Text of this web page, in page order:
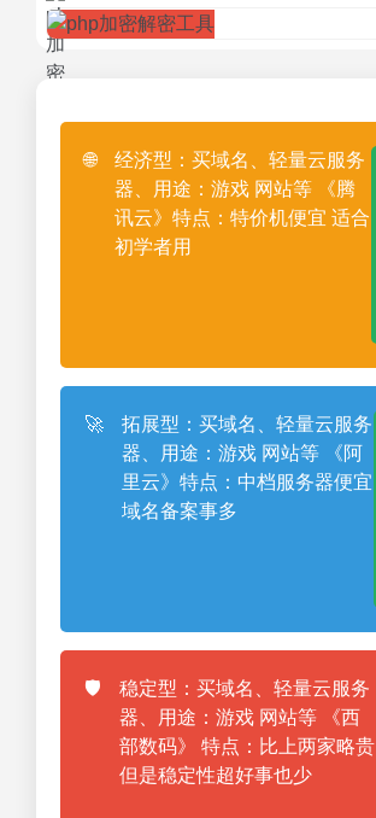
🌐
经济型：买域名、轻量云服务
器、用途：游戏 网站等 《腾
讯云》特点：特价机便宜 适合
初学者用
🚀
拓展型：买域名、轻量云服务
器、用途：游戏 网站等 《阿
里云》特点：中档服务器便宜
域名备案事多
🛡️
稳定型：买域名、轻量云服务
器、用途：游戏 网站等 《西
部数码》 特点：比上两家略贵
但是稳定性超好事也少